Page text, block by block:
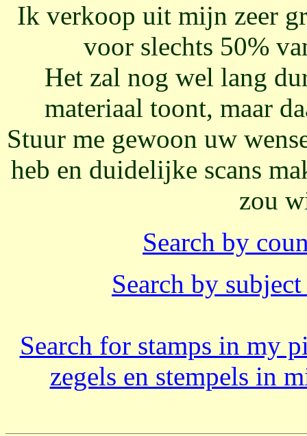
Ik verkoop uit mijn zeer
voor slechts 50%
Het zal nog wel lang
materiaal toont, maar
Stuur me gewoon uw
heb en duidelijke scans
zou
Search by
Search by
Search for stamps in my
zegels en stempels in